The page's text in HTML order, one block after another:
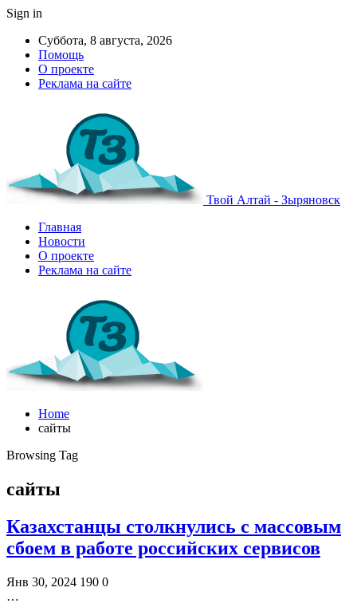
Sign in
Суббота, 8 августа, 2026
Помощь
О проекте
Реклама на сайте
Твой Алтай - Зыряновск
Главная
Новости
О проекте
Реклама на сайте
Home
сайты
Browsing Tag
сайты
Казахстанцы столкнулись с массовым
сбоем в работе российских сервисов
Янв 30, 2024 190 0
…